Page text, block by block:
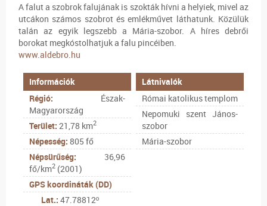
A falut a szobrok falujának is szokták hívni a helyiek, mivel az
utcákon számos szobrot és emlékművet láthatunk. Közülük
talán az egyik legszebb a Mária-szobor. A híres debrői
borokat megkóstolhatjuk a falu pincéiben.
www.aldebro.hu
Információk
Régió: Észak-
Magyarország
Terület: 21,78 km2
Népesség: 805 fő
Népsürűség: 36,96
fő/km2(2001)
GPS koordináták (DD)
Lat.: 47.78812º
Látnivalók
Római katolikus templom
Nepomuki szent János-
szobor
Mária-szobor